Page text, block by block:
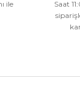
ile
Saat